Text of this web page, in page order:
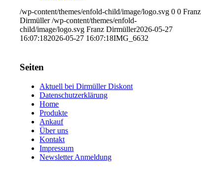
/wp-content/themes/enfold-child/image/logo.svg 0 0 Franz
Dirmüller /wp-content/themes/enfold-
child/image/logo.svg Franz Dirmüller2026-05-27
16:07:182026-05-27 16:07:18IMG_6632
Seiten
Aktuell bei Dirmüller Diskont
Datenschutzerklärung
Home
Produkte
Ankauf
Über uns
Kontakt
Impressum
Newsletter Anmeldung